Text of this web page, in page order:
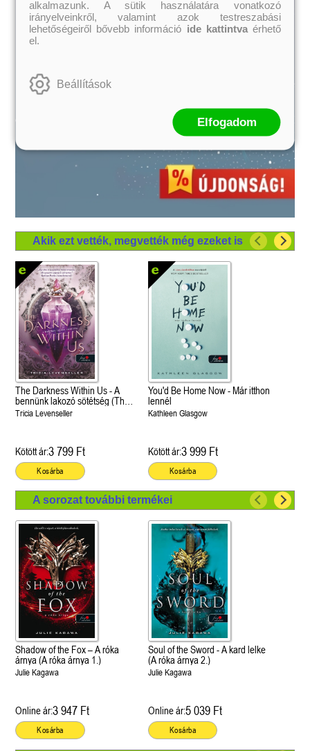
Akik ezt vették, megvették még ezeket is
The Darkness Within Us - A
bennünk lakozó sötétség (The
Shadows Between Us 2.)
Tricia Levenseller
Kötött ár:3 799 Ft
Kosárba
You'd Be Home Now - Már itthon
lennél
Kathleen Glasgow
Kötött ár:3 999 Ft
Kosárba
A sorozat további termékei
Shadow of the Fox – A róka
árnya (A róka árnya 1.)
Julie Kagawa
Online ár:3 947 Ft
Kosárba
Soul of the Sword - A kard lelke
(A róka árnya 2.)
Julie Kagawa
Online ár:5 039 Ft
Kosárba
alkalmazunk. A sütik használatára vonatkozó
irányelveinkről, valamint azok testreszabási
lehetőségeiről bővebb információ ide kattintvaérhető
el.
Beállítások
Elfogadom